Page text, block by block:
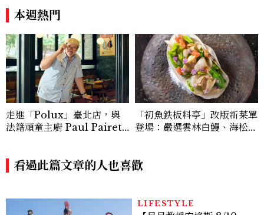
價半天，最後卻買最貴的
本週熱門
走進「Polux」臺北店，與
法籍頑童主廚 Paul Pairet
「初魚鉄板料亭」改版新菜單
登場：嚴選雲林白鰻、海松貝
看過此篇文章的人也喜歡
LIFESTYLE